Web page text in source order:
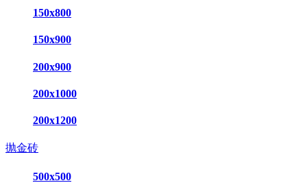
150x800
150x900
200x900
200x1000
200x1200
抛金砖
500x500